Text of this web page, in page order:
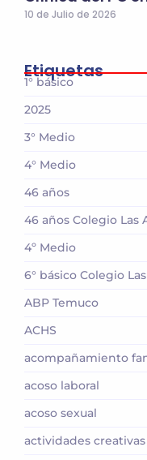
10 de Julio de 2026
Etiquetas
1° básico
2025
3° Medio
4° Medio
46 años
46 años Colegio Las
4º Medio
6° básico Colegio
ABP Temuco
ACHS
acompañamiento
acoso laboral
acoso sexual
actividades creativas